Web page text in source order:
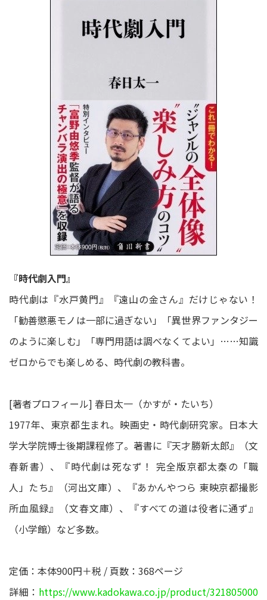
『時代劇入門』
時代劇は『水戸黄門』『遠山の金さん』だけじゃない！
「勧善懲悪モノは一部に過ぎない」「異世界ファンタジー
のように楽しむ」「専門用語は調べなくてよい」……知識
ゼロからでも楽しめる、時代劇の教科書。
[著者プロフィール] 春日太一（かすが・たいち）
1977年、東京都生まれ。映画史・時代劇研究家。日本大
学大学院博士後期課程修了。著書に『天才勝新太郎』（文
春新書）、『時代劇は死なず！ 完全版京都太秦の「職
人」たち』（河出文庫）、『あかんやつら 東映京都撮影
所血風録』（文春文庫）、『すべての道は役者に通ず』
（小学館）など多数。
定価：本体900円＋税 / 頁数：368ページ
詳細： https://www.kadokawa.co.jp/product/321805000